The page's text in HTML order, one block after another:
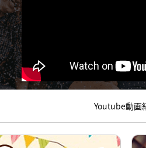
Youtube動画